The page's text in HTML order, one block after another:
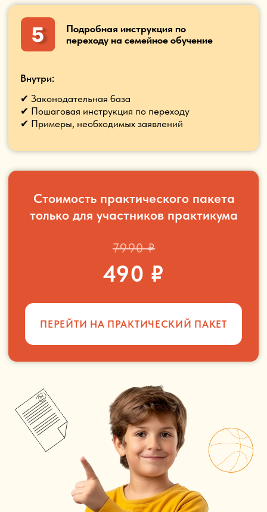
Перейти на практический пакет
А САМОЕ ГЛАВНОЕ МЫ
СОБРАЛИ ВСЕ МАТЕРИАЛЫ
В ОДНОМ МЕСТЕ!
Вы экономите:деньги +